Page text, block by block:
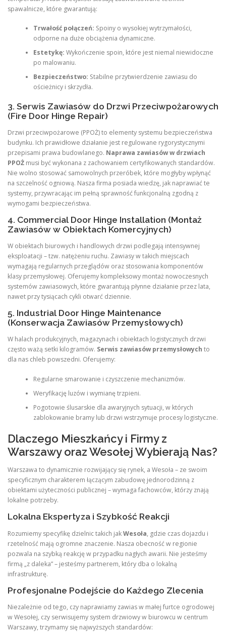
spawalnicze, które gwarantują:
Trwałość połączeń: Spoiny o wysokiej wytrzymałości,
odporne na duże obciążenia dynamiczne.
Estetykę: Wykończenie spoin, które jest niemal niewidoczne
po malowaniu.
Bezpieczeństwo: Stabilne przytwierdzenie zawiasu do
ościeżnicy i skrzydła.
3. Serwis Zawiasów do Drzwi Przeciwpożarowych
(Fire Door Hinge Repair)
Drzwi przeciwpożarowe (PPOŻ) to elementy systemu bezpieczeństwa
budynku. Ich prawidłowe działanie jest regulowane rygorystycznymi
przepisami prawa budowlanego. Naprawa zawiasów w drzwiach
PPOŻ musi być wykonana z zachowaniem certyfikowanych standardów.
Nie wolno stosować samowolnych przeróbek, które mogłyby wpłynąć
na szczelność ogniową. Nasza firma posiada wiedzę, jak naprawiać te
systemy, przywracając im pełną sprawność funkcjonalną zgodną z
wymogami bezpieczeństwa.
4. Commercial Door Hinge Installation (Montaż
Zawiasów w Obiektach Komercyjnych)
W obiektach biurowych i handlowych drzwi podlegają intensywnej
eksploatacji – tzw. natężeniu ruchu. Zawiasy w takich miejscach
wymagają regularnych przeglądów oraz stosowania komponentów
klasy przemysłowej. Oferujemy kompleksowy montaż nowoczesnych
systemów zawiasowych, które gwarantują płynne działanie przez lata,
nawet przy tysiącach cykli otwarć dziennie.
5. Industrial Door Hinge Maintenance
(Konserwacja Zawiasów Przemysłowych)
W halach produkcyjnych, magazynach i obiektach logistycznych drzwi
często ważą setki kilogramów. Serwis zawiasów przemysłowych to
dla nas chleb powszedni. Oferujemy:
Regularne smarowanie i czyszczenie mechanizmów.
Weryfikację luzów i wymianę trzpieni.
Pogotowie ślusarskie dla awaryjnych sytuacji, w których
zablokowanie bramy lub drzwi wstrzymuje procesy logistyczne.
Dlaczego Mieszkańcy i Firmy z
Warszawy oraz Wesołej Wybierają Nas?
Warszawa to dynamicznie rozwijający się rynek, a Wesoła – ze swoim
specyficznym charakterem łączącym zabudowę jednorodzinną z
obiektami użyteczności publicznej – wymaga fachowców, którzy znają
lokalne potrzeby.
Lokalna Ekspertyza i Szybkość Reakcji
Rozumiemy specyfikę dzielnic takich jakWesoła, gdzie czas dojazdu i
rzetelność mają ogromne znaczenie. Nasza obecność w regionie
pozwala na szybką reakcję w przypadku nagłych awarii. Nie jesteśmy
firmą „z daleka” – jesteśmy partnerem, który dba o lokalną
infrastrukturę.
Profesjonalne Podejście do Każdego Zlecenia
Niezależnie od tego, czy naprawiamy zawias w małej furtce ogrodowej
w Wesołej, czy serwisujemy system drzwiowy w biurowcu w centrum
Warszawy, trzymamy się najwyższych standardów: